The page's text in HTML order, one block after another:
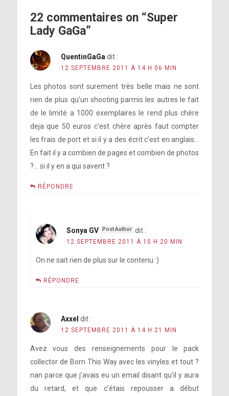
22 commentaires on “Super
Lady GaGa”
QuentinGaGa dit :
12 SEPTEMBRE 2011 À 14 H 06 MIN
Les photos sont surement très belle mais ne sont
rien de plus qu’un shooting parmis les autres le fait
de le limité a 1000 exemplaires le rend plus chère
deja que 50 euros c’est chère après faut compter
les frais de port et si il y a des écrit c’est en anglais…
En fait il y a combien de pages et combien de photos
?… si il y en a qui savent ?
RÉPONDRE
Sonya GV dit :
12 SEPTEMBRE 2011 À 15 H 20 MIN
On ne sait rien de plus sur le contenu :)
RÉPONDRE
Axxel dit :
12 SEPTEMBRE 2011 À 14 H 21 MIN
Avez vous des renseignements pour le pack
collector de Born This Way avec les vinyles et tout ?
nan parce que j’avais eu un email disant qu’il y aura
du retard, et que c’étais repousser a début